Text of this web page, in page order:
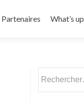
Partenaires What’s up